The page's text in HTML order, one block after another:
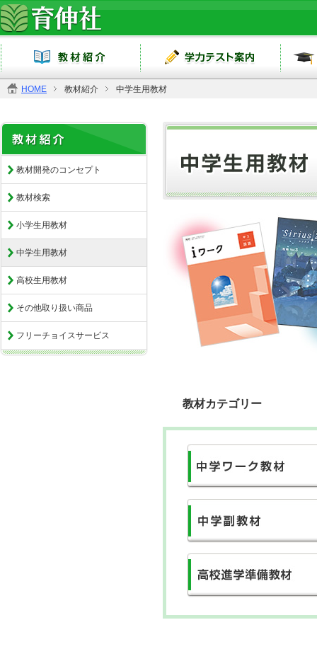
HOME 教材紹介 中学生用教材
教材開発のコンセプト
教材検索
小学生用教材
中学生用教材
高校生用教材
その他取り扱い商品
フリーチョイスサービス
教材カテゴリー